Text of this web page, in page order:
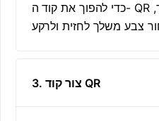
כדי להפוך את קוד ה- QR שלך לאינדיבידואלי יותר,
3. צור קוד QR